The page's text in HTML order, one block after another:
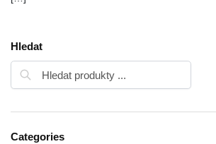
Hledat
Categories